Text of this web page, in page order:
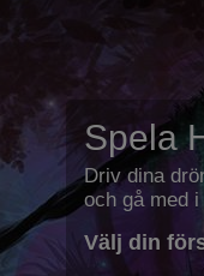
Spela
Driv dina
och gå med
Välj din